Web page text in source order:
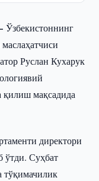
Ўзбекистоннинг
Руслан Кухарук
қилиш мақсадида
директори
ўтди. Суҳбат
тўқимачилик